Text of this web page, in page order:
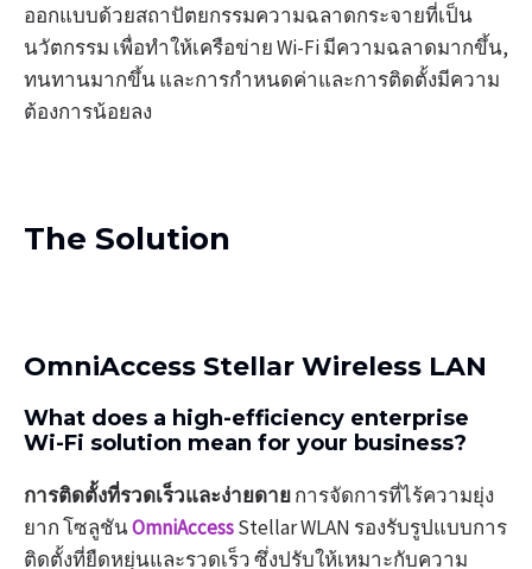
ออกแบบด้วยสถาปัตยกรรมความฉลาดกระจายที่เป็น
นวัตกรรม เพื่อทำให้เครือข่าย Wi-Fi มีความฉลาดมากขึ้น,
ทนทานมากขึ้น และการกำหนดค่าและการติดตั้งมีความ
ต้องการน้อยลง
The Solution
OmniAccess Stellar Wireless LAN
What does a high-efficiency enterprise
Wi-Fi solution mean for your business?
การติดตั้งที่รวดเร็วและง่ายดายการจัดการที่ไร้ความยุ่ง
ยาก โซลูชันOmniAccessStellar WLAN รองรับรูปแบบการ
ติดตั้งที่ยืดหยุ่นและรวดเร็ว ซึ่งปรับให้เหมาะกับความ